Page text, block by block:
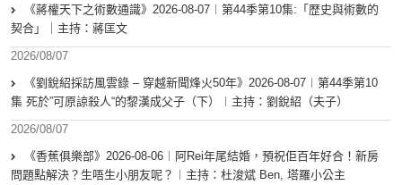
《蔣權天下之術數通識》2026-08-07︱第44季第10集:「歴史與術數的
契合」｜主持：蔣匡文
2026/08/07
《劉銳紹採訪風雲錄 – 穿越新聞烽火50年》2026-08-07︱第44季第10
集 死於”可原諒殺人“的黎漢成父子（下）︱主持：劉銳紹（夫子）
2026/08/07
《香蕉俱樂部》2026-08-06︱阿Rei年尾結婚，預祝佢百年好合！新房
問題點解決？生唔生小朋友呢？︱主持：杜浚斌 Ben, 塔羅小公主